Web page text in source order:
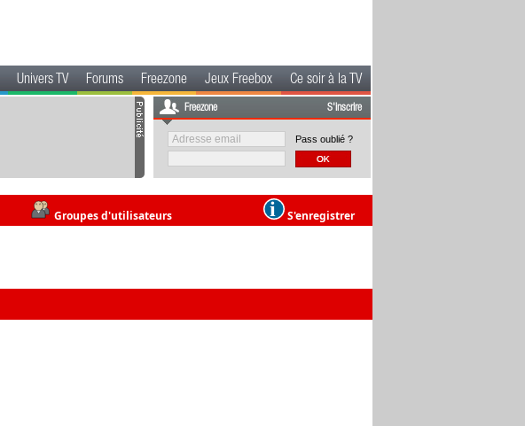
Univers TV Forums Freezone Jeux Freebox Ce soir à la TV
Freezone S'inscrire
Pass oublié ?
Groupes d'utilisateurs S'enregistrer